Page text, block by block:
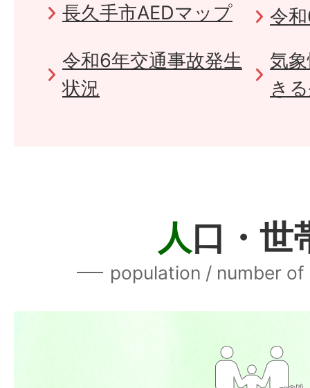
長久手市AEDマップ
令
令和6年交通事故発生
状況
気
き
人口・世
population / number